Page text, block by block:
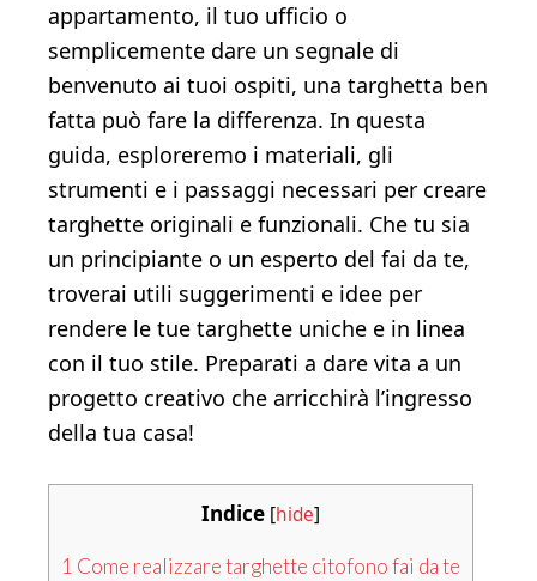
appartamento, il tuo ufficio o
semplicemente dare un segnale di
benvenuto ai tuoi ospiti, una targhetta ben
fatta può fare la differenza. In questa
guida, esploreremo i materiali, gli
strumenti e i passaggi necessari per creare
targhette originali e funzionali. Che tu sia
un principiante o un esperto del fai da te,
troverai utili suggerimenti e idee per
rendere le tue targhette uniche e in linea
con il tuo stile. Preparati a dare vita a un
progetto creativo che arricchirà l’ingresso
della tua casa!
Indice [hide]
1 Come realizzare targhette citofono fai da te